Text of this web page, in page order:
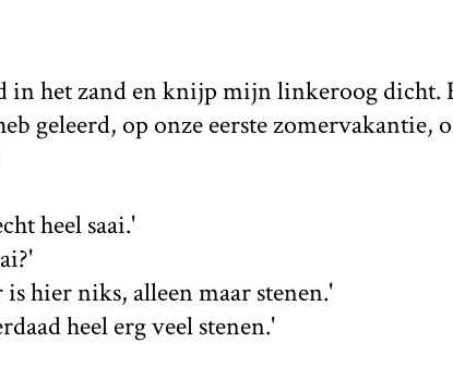
in het zand en knijp mijn linkeroog dicht.
geleerd, op onze eerste zomervakantie,
heel saai.'
is hier niks, alleen maar stenen.'
heel erg veel stenen.'